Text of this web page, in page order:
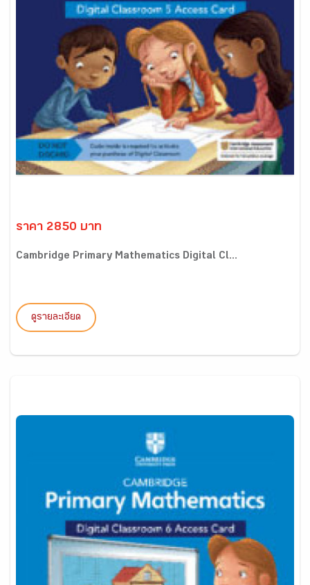
ราคา 2850 บาท
Cambridge Primary Mathematics Digital Cl...
ดูรายละเอียด